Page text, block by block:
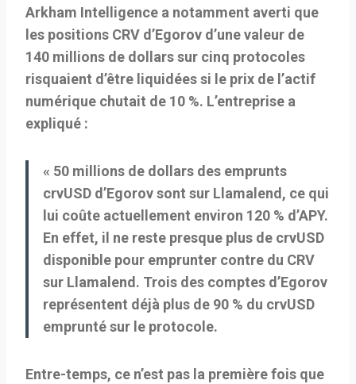
Arkham Intelligence a notamment averti que
les positions CRV d’Egorov d’une valeur de
140 millions de dollars sur cinq protocoles
risquaient d’être liquidées si le prix de l’actif
numérique chutait de 10 %. L’entreprise a
expliqué :
« 50 millions de dollars des emprunts
crvUSD d’Egorov sont sur Llamalend, ce qui
lui coûte actuellement environ 120 % d’APY.
En effet, il ne reste presque plus de crvUSD
disponible pour emprunter contre du CRV
sur Llamalend. Trois des comptes d’Egorov
représentent déjà plus de 90 % du crvUSD
emprunté sur le protocole.
Entre-temps, ce n’est pas la première fois que